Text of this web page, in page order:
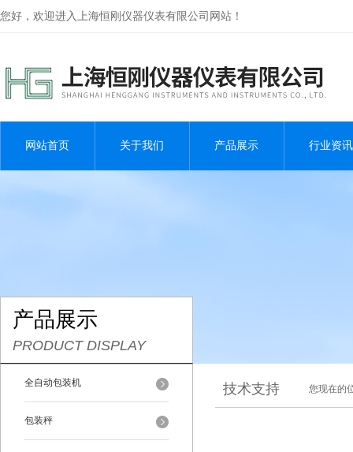
您好，欢迎进入上海恒刚仪器仪表有限公司网站！
网站首页 关于我们 产品展示 行业资讯
产品展示
PRODUCT DISPLAY
全自动包装机
包装秤
技术支持 您现在的